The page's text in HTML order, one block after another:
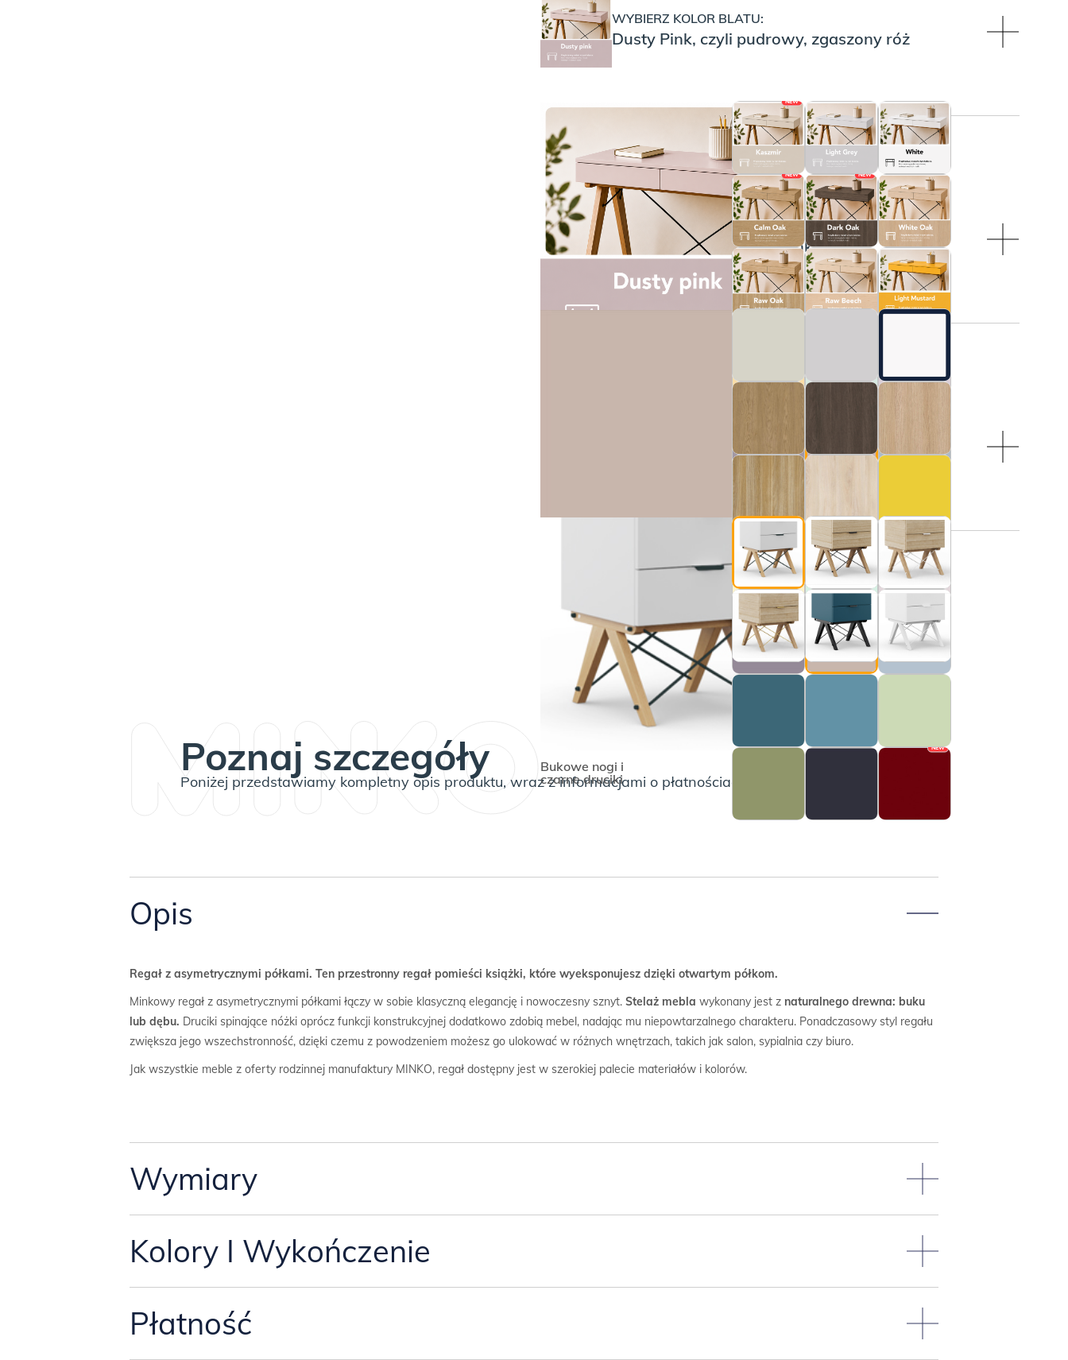
WYBIERZ KOLOR BLATU:
Dusty Pink, czyli pudrowy, zgaszony róż
NEW
NEW NEW
NEW NEW
WYBIERZ KOLOR PLECÓW:
WYBIERZ KOLOR PLECÓW:
Plecy w kolorze Dusty Pink
NEW
Bukowe nogi i czarne druciki
Bukowe nogi i
czarne druciki
Cena wybranej konfiguracji:
Regał
LOW
DODAJ DO KOSZYKA
Poznaj szczegóły
Poniżej przedstawiamy kompletny opis produktu, wraz z informacjami o płatnościach i dostawach.
Opis
Regał z asymetrycznymi półkami.Ten przestronny regał pomieści książki, które wyeksponujesz dzięki otwartym półkom.
Minkowy regał z asymetrycznymi półkami łączy w sobie klasyczną elegancję i nowoczesny sznyt. Stelaż mebla wykonany jest z naturalnego drewna: buku
lub dębu. Druciki spinające nóżki oprócz funkcji konstrukcyjnej dodatkowo zdobią mebel, nadając mu niepowtarzalnego charakteru. Ponadczasowy styl regału
zwiększa jego wszechstronność, dzięki czemu z powodzeniem możesz go ulokować w różnych wnętrzach, takich jak salon, sypialnia czy biuro.
Jak wszystkie meble z oferty rodzinnej manufaktury MINKO, regał dostępny jest w szerokiej palecie materiałów i kolorów.
Wymiary
Przyjęliśmy standardowy wymiar regału:
-szerokość 140.4 cm,
-wysokość blatu 130.4 cm,
Kolory I Wykończenie
BLAT
(korpus mebla) jest wykonany z płyty laminowanej o gr. 18mm.
Jeżeli chcesz zamówić mebel w kilku kolorach, opisz kolorystykę w wiadomości dla sprzedającego, posługując się numerami frontów ze szkicu.
Płatność